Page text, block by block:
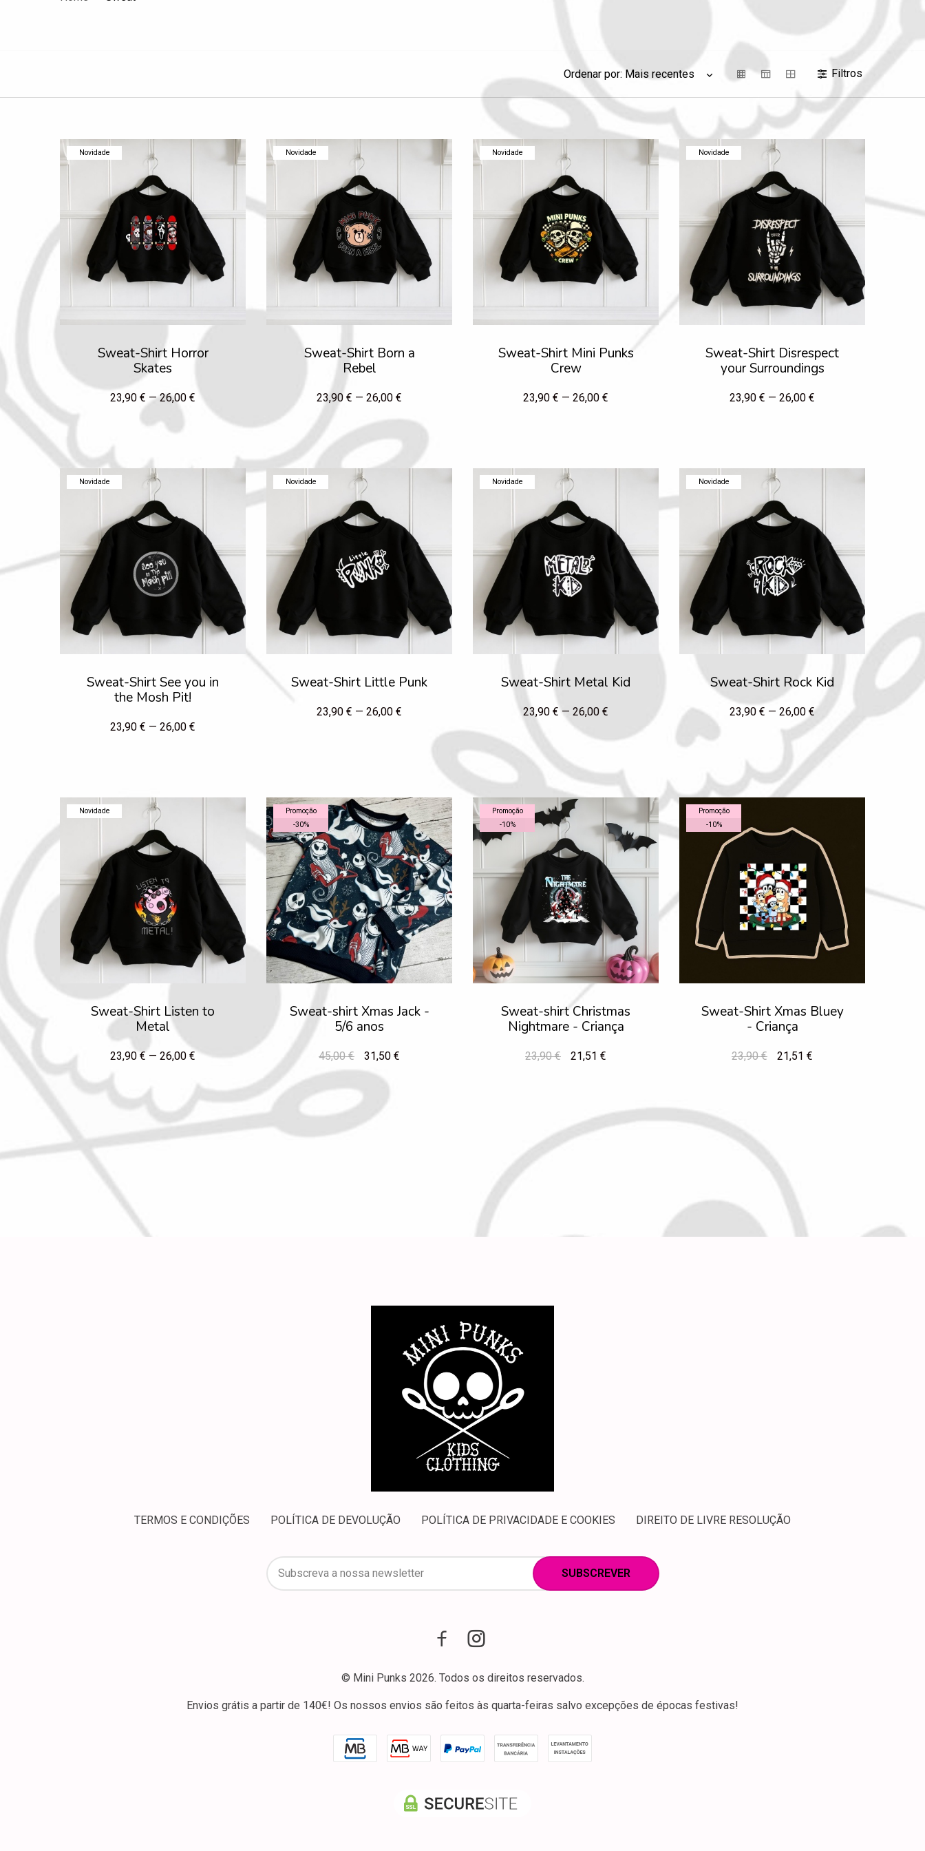
Ordenar por: Mais recentes Filtros
Novidade
Sweat-Shirt Horror
Skates
23,90 € — 26,00 €
Novidade
Sweat-Shirt Born a
Rebel
23,90 € — 26,00 €
Novidade
Sweat-Shirt Mini Punks
Crew
23,90 € — 26,00 €
Novidade
Sweat-Shirt Disrespect
your Surroundings
23,90 € — 26,00 €
Novidade
Sweat-Shirt See you in
the Mosh Pit!
23,90 € — 26,00 €
Novidade
Sweat-Shirt Little Punk
23,90 € — 26,00 €
Novidade
Sweat-Shirt Metal Kid
23,90 € — 26,00 €
Novidade
Sweat-Shirt Rock Kid
23,90 € — 26,00 €
Novidade
Sweat-Shirt Listen to
Metal
23,90 € — 26,00 €
Promoção
-30%
Sweat-shirt Xmas Jack -
5/6 anos
45,00 € 31,50 €
Promoção
-10%
Sweat-shirt Christmas
Nightmare - Criança
23,90 € 21,51 €
Promoção
-10%
Sweat-Shirt Xmas Bluey
- Criança
23,90 € 21,51 €
TERMOS E CONDIÇÕES POLÍTICA DE DEVOLUÇÃO POLÍTICA DE PRIVACIDADE E COOKIES DIREITO DE LIVRE RESOLUÇÃO
SUBSCREVER
© Mini Punks 2026. Todos os direitos reservados.
Envios grátis a partir de 140€! Os nossos envios são feitos às quarta-feiras salvo excepções de épocas festivas!